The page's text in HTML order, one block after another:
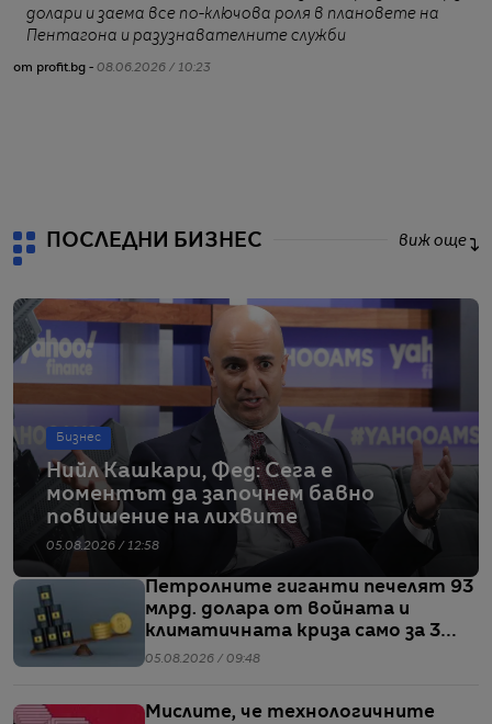
долари и заема все по-ключова роля в плановете на
Пентагона и разузнавателните служби
от profit.bg - 08.06.2026 / 10:23
ПОСЛЕДНИ БИЗНЕС виж още
Бизнес
Нийл Кашкари, Фед: Сега е
моментът да започнем бавно
повишение на лихвите
05.08.2026 / 12:58
Петролните гиганти печелят 93
млрд. долара от войната и
климатичната криза само за 3
месеца
05.08.2026 / 09:48
Мислите, че технологичните